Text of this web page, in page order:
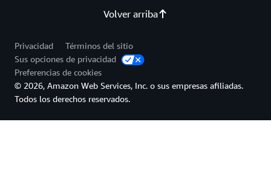
Volver arriba
Privacidad
Términos del sitio
Sus opciones de privacidad
Preferencias de cookies
© 2026, Amazon Web Services, Inc. o sus empresas afiliadas.
Todos los derechos reservados.